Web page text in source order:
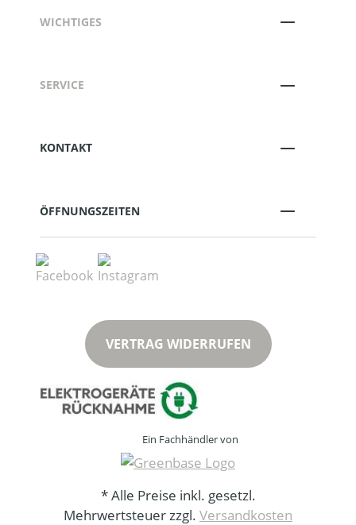
WICHTIGES
SERVICE
KONTAKT
ÖFFNUNGSZEITEN
VERTRAG WIDERRUFEN
Ein Fachhändler von
* Alle Preise inkl. gesetzl.
Mehrwertsteuer zzgl. Versandkosten